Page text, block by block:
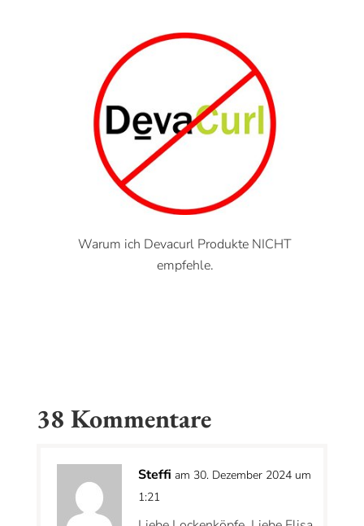
Warum ich Devacurl Produkte NICHT
empfehle.
38 Kommentare
Steffi am 30. Dezember 2024 um
1:21